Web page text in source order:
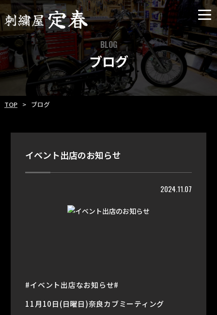
BLOG
ブログ
TOP ブログ
イベント出店のお知らせ
2024.11.07
#イベント出店なお知らせ#
11月10日(日曜日)奈良カブミーティング